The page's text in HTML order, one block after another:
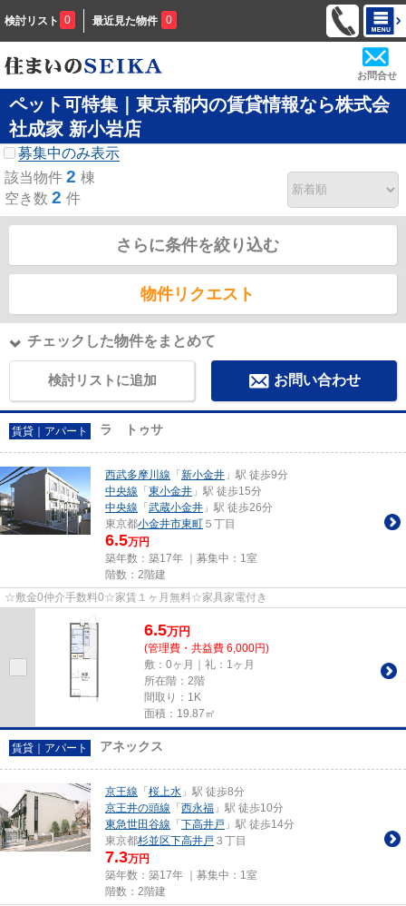
検討リスト 0 最近見た物件 0
お問合せ
ペット可特集｜東京都内の賃貸情報なら株式会
社成家 新小岩店
募集中のみ表示
該当物件 2 棟
空き数 2 件
さらに条件を絞り込む
物件リクエスト
チェックした物件をまとめて
検討リストに追加 お問い合わせ
賃貸｜アパート ラ トゥサ
西武多摩川線 「 新小金井 」駅 徒歩9分
中央線 「 東小金井 」駅 徒歩15分
中央線 「 武蔵小金井 」駅 徒歩26分
東京都小金井市東町 ５丁目
6.5万円
築年数：築17年 ｜募集中： 1室
階数：2階建
☆敷金0仲介手数料0☆家賃１ヶ月無料☆家具家電付き
6.5万円
(管理費・共益費 6,000円)
敷：0ヶ月｜礼：1ヶ月
所在階：2階
間取り：1K
面積：19.87㎡
賃貸｜アパート アネックス
京王線 「 桜上水 」駅 徒歩8分
京王井の頭線 「 西永福 」駅 徒歩10分
東急世田谷線 「 下高井戸 」駅 徒歩14分
東京都杉並区下高井戸 ３丁目
7.3万円
築年数：築17年 ｜募集中： 1室
階数：2階建